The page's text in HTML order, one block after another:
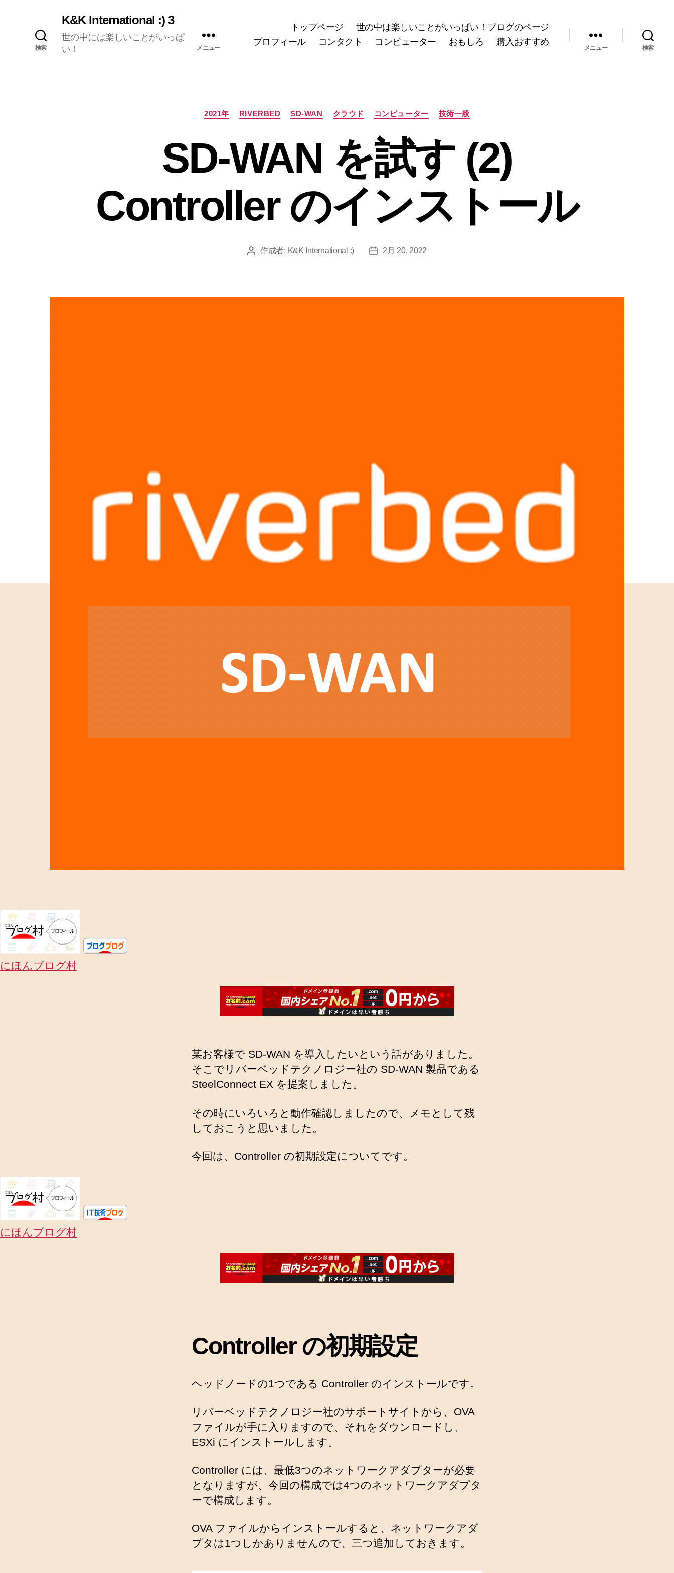
検索
K&K International :) 3
世の中には楽しいことがいっぱ
い！
メニュー
トップページ
世の中は楽しいことがいっぱい！ブログのページ
プロフィール
コンタクト コンピューター おもしろ 購入おすすめ
メニュー 検索
カ
テ
リ
ー
2021年 RIVERBED SD-WAN クラウド コンピューター 技術一般
SD-WAN を試す (2)
Controller のインストール
投 作成者: K&K International :)
投
2月 20, 2022
にほんブログ村
某お客様で SD-WAN を導入したいという話がありました。
そこでリバーベッドテクノロジー社の SD-WAN 製品である
SteelConnect EX を提案しました。
その時にいろいろと動作確認しましたので、メモとして残
しておこうと思いました。
今回は、Controller の初期設定についてです。
にほんブログ村
Controller の初期設定
ヘッドノードの1つである Controller のインストールです。
リバーベッドテクノロジー社のサポートサイトから、OVA
ファイルが手に入りますので、それをダウンロードし、
ESXi にインストールします。
Controller には、最低3つのネットワークアダプターが必要
となりますが、今回の構成では4つのネットワークアダプタ
ーで構成します。
OVA ファイルからインストールすると、ネットワークアダ
プタは1つしかありませんので、三つ追加しておきます。